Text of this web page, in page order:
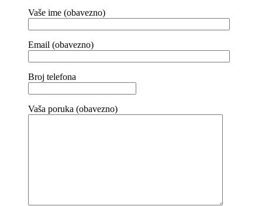
Vaše ime (obavezno)
Email (obavezno)
Broj telefona
Vaša poruka (obavezno)